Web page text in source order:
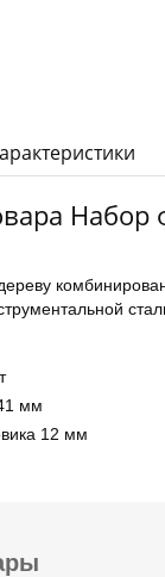
Набор
мм
12 мм